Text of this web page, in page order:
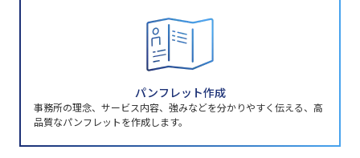
パンフレット作成
事務所の理念、サービス内容、強みなどを分かりやすく伝える、高
品質なパンフレットを作成します。